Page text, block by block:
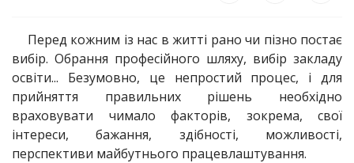
Перед кожним із нас в житті рано чи пізно постає
вибір. Обрання професійного шляху, вибір закладу
освіти... Безумовно, це непростий процес, і для
прийняття правильних рішень необхідно
враховувати чимало факторів, зокрема, свої
інтереси, бажання, здібності, можливості,
перспективи майбутнього працевлаштування.